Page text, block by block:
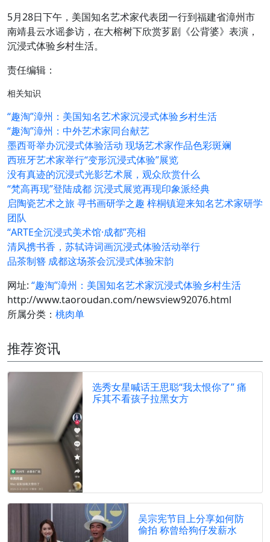
5月28日下午，美国知名艺术家代表团一行到福建省漳州市
南靖县云水谣参访，在大榕树下欣赏芗剧《公背婆》表演，
沉浸式体验乡村生活。
责任编辑：
相关知识
“趣淘”漳州：美国知名艺术家沉浸式体验乡村生活
“趣淘”漳州：中外艺术家同台献艺
墨西哥举办沉浸式体验活动 现场艺术家作品色彩斑斓
西班牙艺术家举行“变形沉浸式体验”展览
没有真迹的沉浸式光影艺术展，观众欣赏什么
“梵高再现”登陆成都 沉浸式展览再现印象派经典
启陶瓷艺术之旅 寻书画研学之趣 梓桐镇迎来知名艺术家研学
团队
“ARTE全沉浸式美术馆·成都”亮相
清风携书香，苏轼诗词画沉浸式体验活动举行
品茶制簪 成都这场茶会沉浸式体验宋韵
网址: “趣淘”漳州：美国知名艺术家沉浸式体验乡村生活
http://www.taoroudan.com/newsview92076.html
所属分类： 桃肉单
推荐资讯
选秀女星喊话王思聪“我太恨你了” 痛
斥其不看孩子拉黑女方
吴宗宪节目上分享如何防
偷拍 称曾给狗仔发薪水